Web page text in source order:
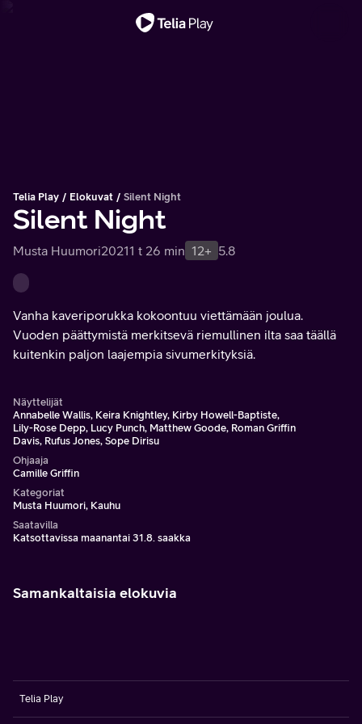
Telia Play Elokuvat Silent Night
Silent Night
Musta Huumori20211 t 26 min 12+ 5.8
Vanha kaveriporukka kokoontuu viettämään joulua.
Vuoden päättymistä merkitsevä riemullinen ilta saa täällä
kuitenkin paljon laajempia sivumerkityksiä.
Näyttelijät
Annabelle Wallis, Keira Knightley, Kirby Howell-Baptiste,
Lily-Rose Depp, Lucy Punch, Matthew Goode, Roman Griffin
Davis, Rufus Jones, Sope Dirisu
Ohjaaja
Camille Griffin
Kategoriat
Musta Huumori, Kauhu
Saatavilla
Katsottavissa maanantai 31.8. saakka
Samankaltaisia elokuvia
Telia Play